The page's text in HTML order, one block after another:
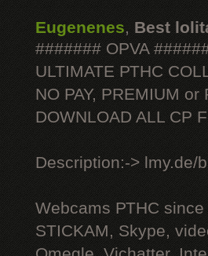
Eugenenes, Best
####### OPVA
ULTIMATE РТНС
NO PAY, PREMIUM or
DOWNLOAD ALL СР
Description:-> lmy.de/
Webcams РТНС since
STICKAM, Skype,